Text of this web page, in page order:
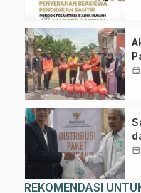
calendar_month
calendar_month
REKOMENDASI